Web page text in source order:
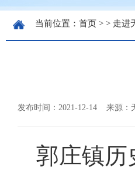
当前位置： 首页 > > 走进
发布时间：2021-12-14 来源：
郭庄镇历